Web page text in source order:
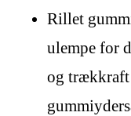
Rillet
ulempe for
og trækkraft